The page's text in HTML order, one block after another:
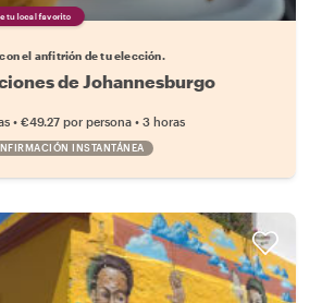
local favorito
el anfitrión de tu elección.
de Johannesburgo
• €49.27 por persona • 3 horas
INSTANTÁNEA